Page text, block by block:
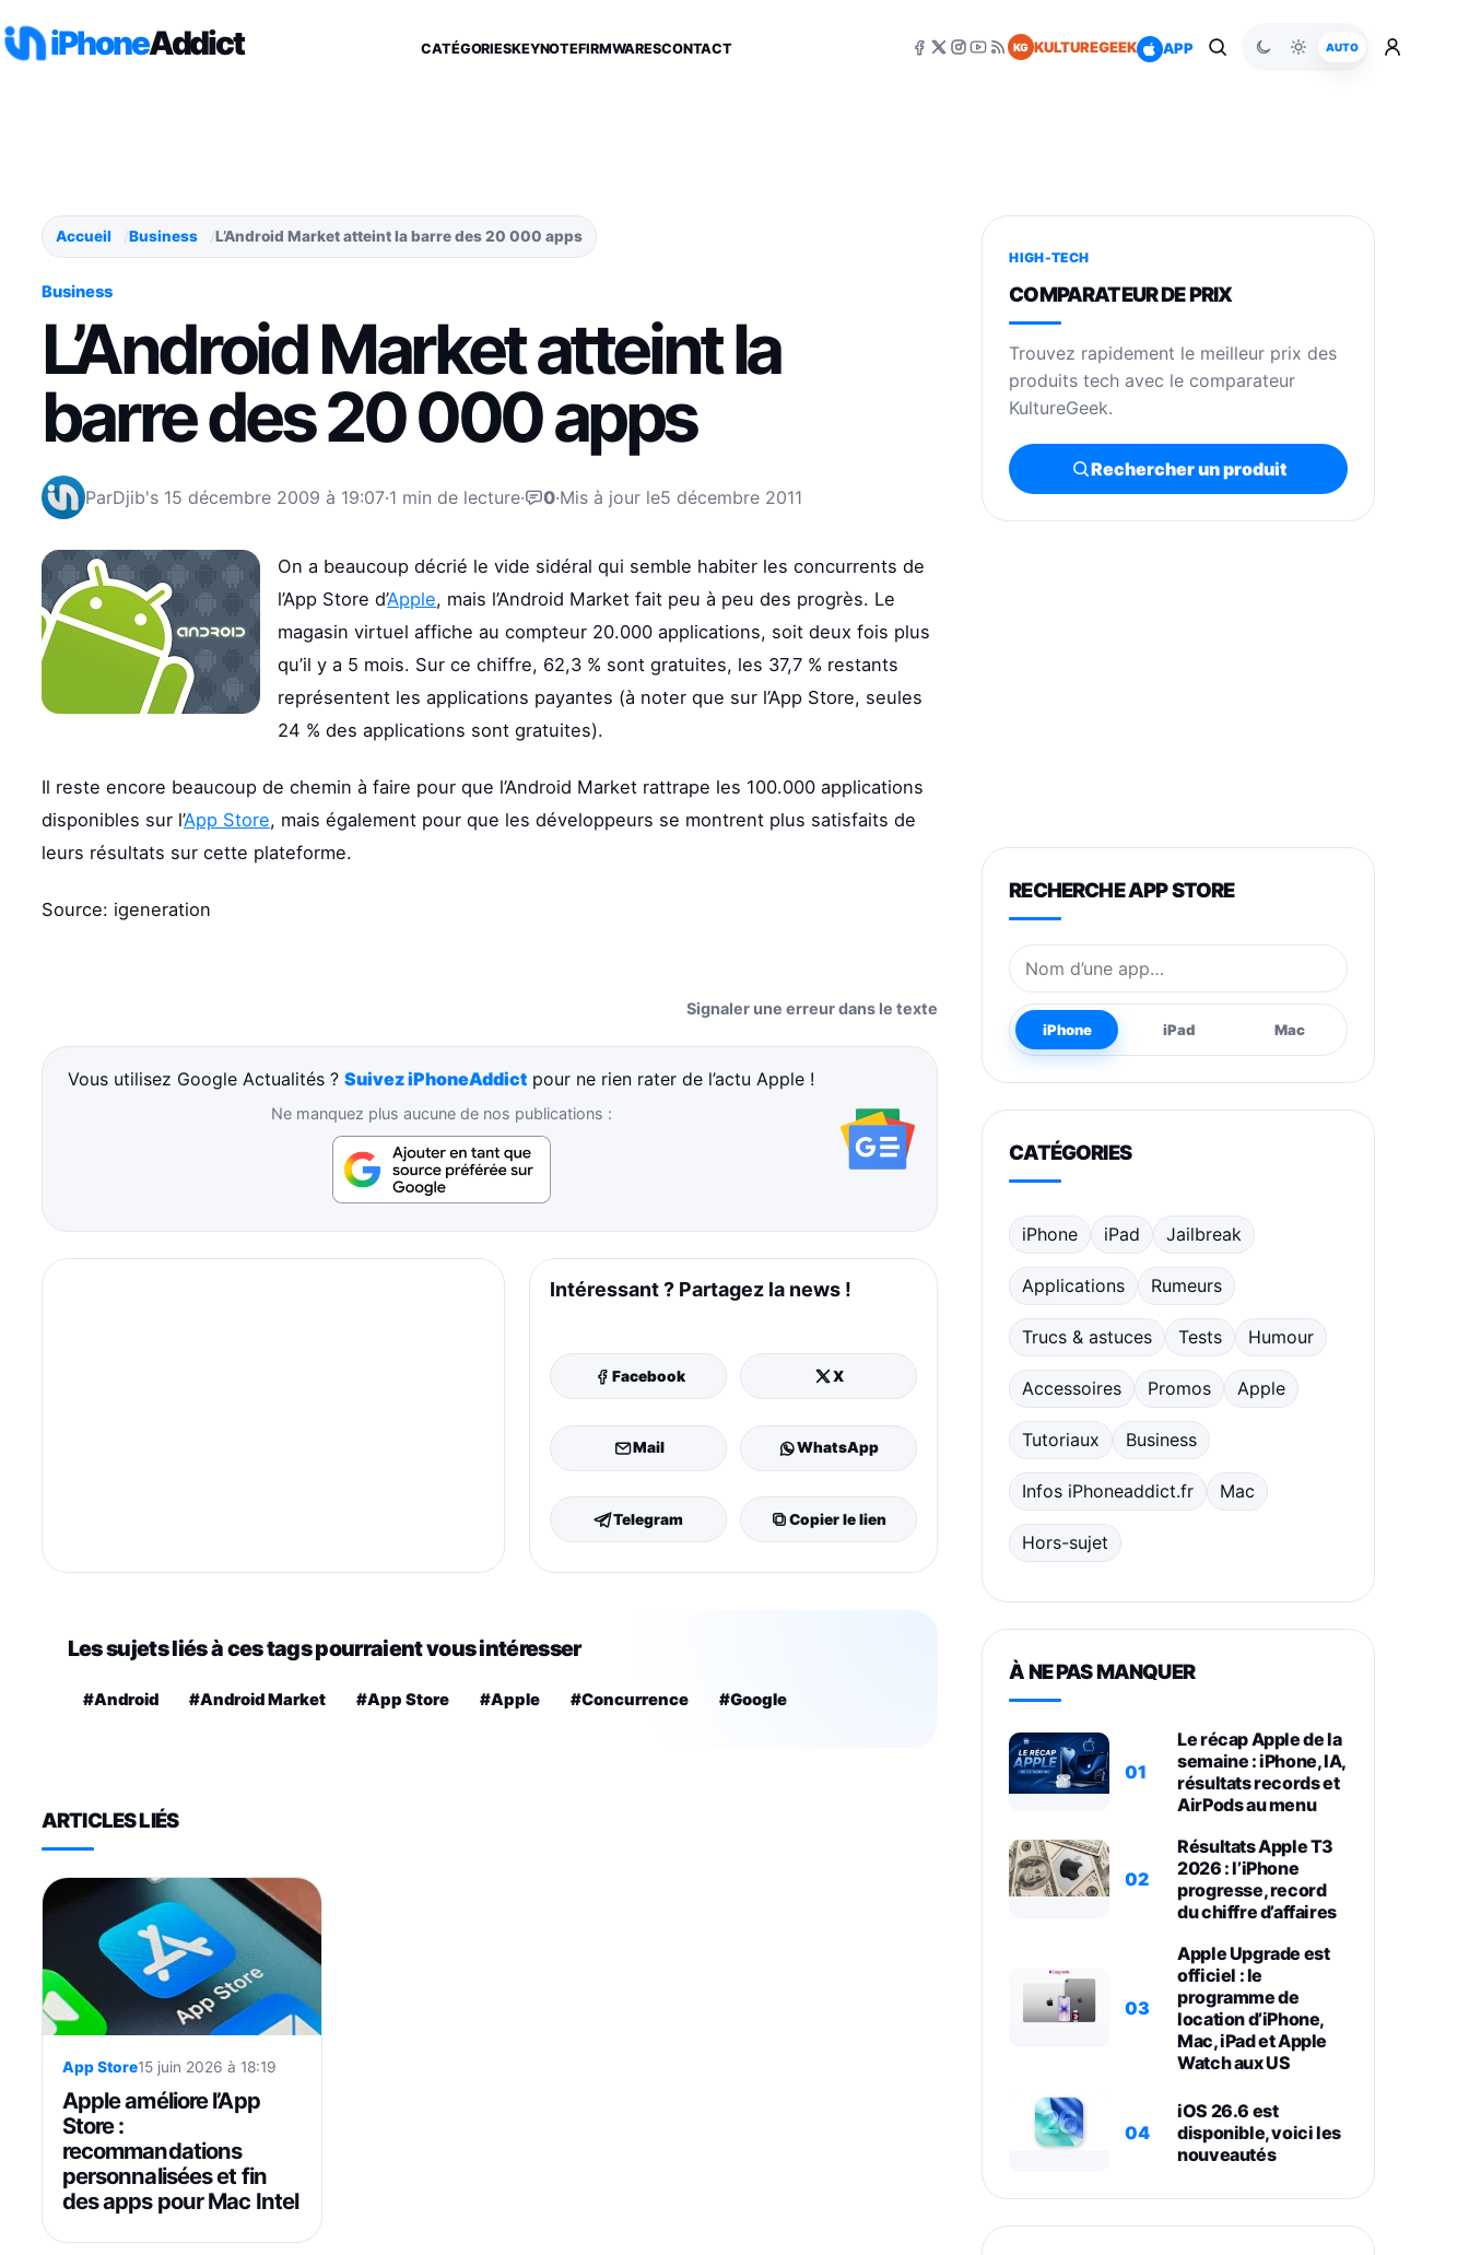
iPhoneAddict CATÉGORIESKEYNOTEFIRMWARESCONTACT KG KULTUREGEEK APP AUTO
Accueil Business L’Android Market atteint la barre des 20 000 apps
Business
L’Android Market atteint la
barre des 20 000 apps
ParDjib's 15 décembre 2009 à 19:07·1 min de lecture· 0·Mis à jour le5 décembre 2011
On a beaucoup décrié le vide sidéral qui semble habiter les concurrents de
l’App Store d’Apple, mais l’Android Market fait peu à peu des progrès. Le
magasin virtuel affiche au compteur 20.000 applications, soit deux fois plus
qu’il y a 5 mois. Sur ce chiffre, 62,3 % sont gratuites, les 37,7 % restants
représentent les applications payantes (à noter que sur l’App Store, seules
24 % des applications sont gratuites).
Il reste encore beaucoup de chemin à faire pour que l’Android Market rattrape les 100.000 applications
disponibles sur l’App Store, mais également pour que les développeurs se montrent plus satisfaits de
leurs résultats sur cette plateforme.
Source: igeneration
Signaler une erreur dans le texte
Vous utilisez Google Actualités ?Suivez iPhoneAddict pour ne rien rater de l’actu Apple !
Ne manquez plus aucune de nos publications :
Intéressant ? Partagez la news !
Facebook X
Mail WhatsApp
Telegram Copier le lien
Les sujets liés à ces tags pourraient vous intéresser
#Android #Android Market #App Store #Apple #Concurrence #Google
ARTICLES LIÉS
App Store15 juin 2026 à 18:19
Apple améliore l’App
Store :
recommandations
personnalisées et fin
des apps pour Mac Intel
HIGH-TECH
COMPARATEUR DE PRIX
Trouvez rapidement le meilleur prix des
produits tech avec le comparateur
KultureGeek.
Rechercher un produit
RECHERCHE APP STORE
Nom de l’application
iPhone iPad Mac
CATÉGORIES
iPhone iPad Jailbreak
Applications Rumeurs
Trucs & astuces Tests Humour
Accessoires Promos Apple
Tutoriaux Business
Infos iPhoneaddict.fr Mac
Hors-sujet
À NE PAS MANQUER
01
Le récap Apple de la
semaine : iPhone, IA,
résultats records et
AirPods au menu
02
Résultats Apple T3
2026 : l’iPhone
progresse, record
du chiffre d’affaires
03
Apple Upgrade est
officiel : le
programme de
location d’iPhone,
Mac, iPad et Apple
Watch aux US
04
iOS 26.6 est
disponible, voici les
nouveautés